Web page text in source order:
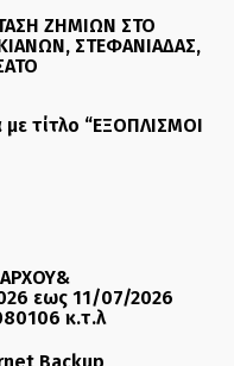
ΖΗΜΙΩΝ ΣΤΟ
ΣΤΕΦΑΝΙΑΔΑΣ,
τίτλο “ΕΞΟΠΛΙΣΜΟΙ
εως 11/07/2026
κ.τ.λ